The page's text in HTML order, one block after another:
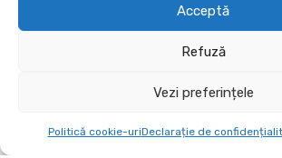
Acceptă
Refuză
Vezi preferințele
Politică cookie-uriDeclarație de
VIZITEAZĂ DEPOZIT
AJUTOR